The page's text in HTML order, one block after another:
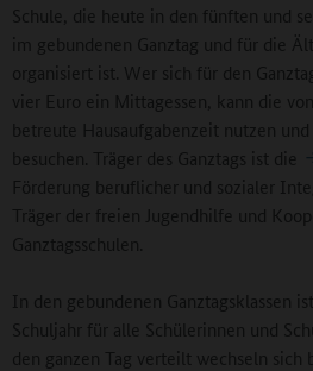
Schule, die heute in den fünften und
im gebundenen Ganztag und für die
organisiert ist. Wer sich für den
vier Euro ein Mittagessen, kann die
betreute Hausaufgabenzeit nutzen
besuchen. Träger des Ganztags ist die
Förderung beruflicher und sozialer
Träger der freien Jugendhilfe und
Ganztagsschulen.
In den gebundenen Ganztagsklassen
Schuljahr für alle Schülerinnen und
den ganzen Tag verteilt wechseln sich